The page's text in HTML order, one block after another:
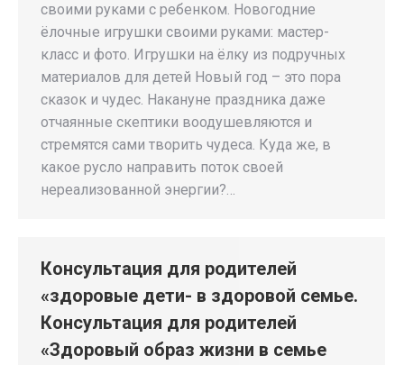
своими руками с ребенком. Новогодние
ёлочные игрушки своими руками: мастер-
класс и фото. Игрушки на ёлку из подручных
материалов для детей Новый год – это пора
сказок и чудес. Накануне праздника даже
отчаянные скептики воодушевляются и
стремятся сами творить чудеса. Куда же, в
какое русло направить поток своей
нереализованной энергии?…
Консультация для родителей
«здоровые дети- в здоровой семье.
Консультация для родителей
«Здоровый образ жизни в семье